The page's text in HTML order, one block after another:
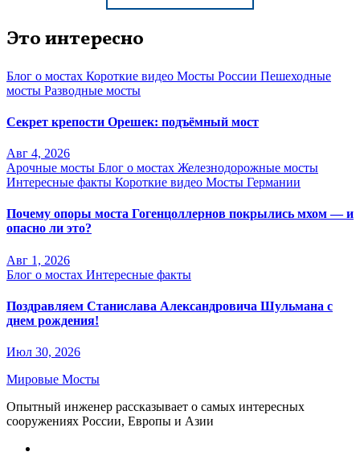
Это интересно
Блог о мостах Короткие видео Мосты России Пешеходные
мосты Разводные мосты
Секрет крепости Орешек: подъёмный мост
Авг 4, 2026
Арочные мосты Блог о мостах Железнодорожные мосты
Интересные факты Короткие видео Мосты Германии
Почему опоры моста Гогенцоллернов покрылись мхом — и
опасно ли это?
Авг 1, 2026
Блог о мостах Интересные факты
Поздравляем Станислава Александровича Шульмана с
днем рождения!
Июл 30, 2026
Мировые Мосты
Опытный инженер рассказывает о самых интересных
сооружениях России, Европы и Азии